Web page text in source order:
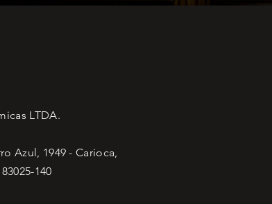
LTDA.
Azul, 1949 - Carioca,
140